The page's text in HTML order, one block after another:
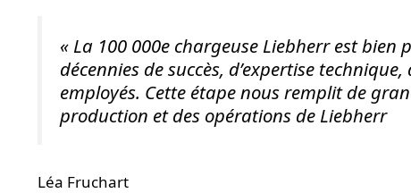
« La 100 000e chargeuse Liebherr est bien
décennies de succès, d’expertise
employés. Cette étape nous remplit de
production et des opérations de Liebherr
Léa Fruchart